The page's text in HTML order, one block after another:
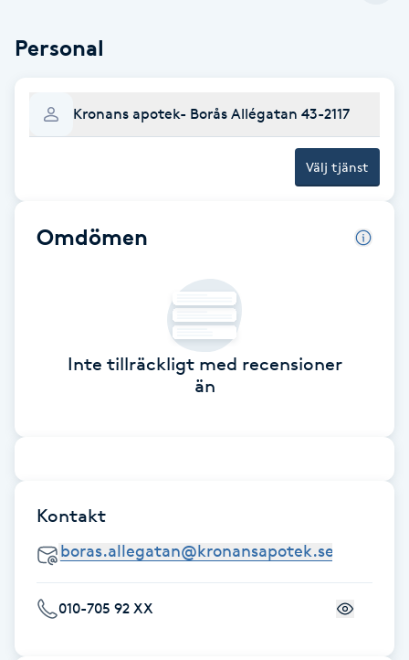
Bambumassage
Barnklippning
Brynformning
Brynplockning
Bröllopsuppsättning
Personal
Kronans apotek- Borås Allégatan 43-2117
Välj tjänst
Omdömen
Inte tillräckligt med recensioner
än
Kontakt
010-705 92 XX